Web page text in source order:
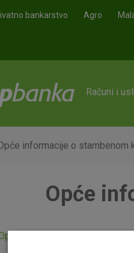
bankarstvo Agro
Računi i
informacije o stambenom
Opće
informacije o stambenom